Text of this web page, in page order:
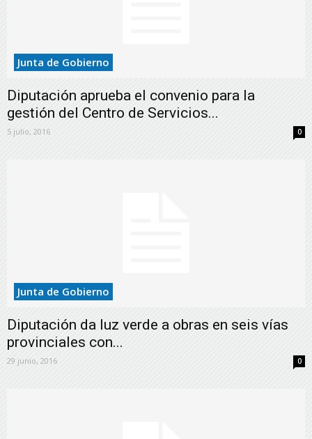
Junta de Gobierno
Diputación aprueba el convenio para la
gestión del Centro de Servicios...
5 julio, 2016 0
Junta de Gobierno
Diputación da luz verde a obras en seis vías
provinciales con...
29 junio, 2016 0